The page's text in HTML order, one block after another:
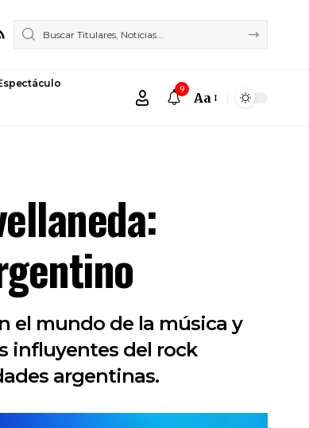
9
Font
Aa
el mundo de la música y
influyentes del rock
argentinas.